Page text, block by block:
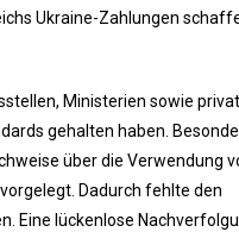
Ukraine-Zahlungen
Ministerien sowie
gehalten haben.
über die Verwendung
Dadurch fehlte den
Eine lückenlose